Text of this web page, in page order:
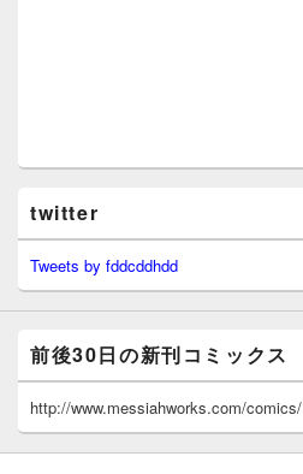
twitter
Tweets by fddcddhdd
前後30日の新刊コミックス
http://www.messiahworks.com/comics/